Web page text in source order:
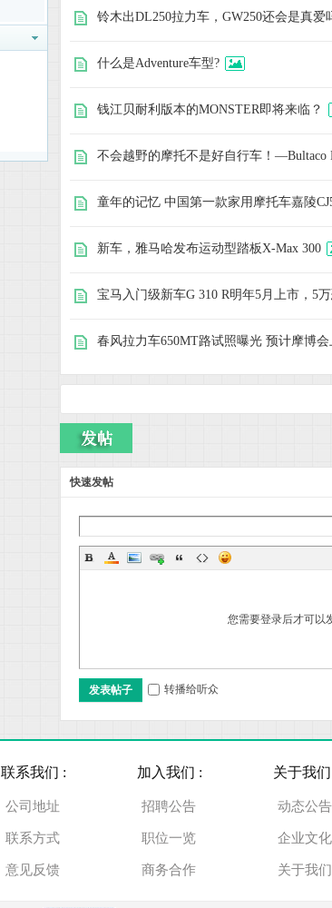
铃木出DL250拉力车，GW250还会是真爱
什么是Adventure车型?
钱江贝耐利版本的MONSTER即将来临？
不会越野的摩托不是好自行车！—Bultaco
童年的记忆 中国第一款家用摩托车嘉陵
新车，雅马哈发布运动型踏板X-Max 300
宝马入门级新车G 310 R明年5月上市，5
春风拉力车650MT路试照曝光 预计摩博会
快速发帖
您需要登录后才可以
发表帖子 转播给听众
联系我们 :
公司地址
联系方式
意见反馈
加入我们 :
招聘公告
职位一览
商务合作
关于我
动态公告
企业文化
关于我们